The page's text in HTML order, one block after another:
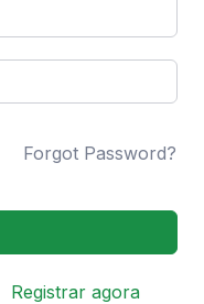
Forgot Password?
Registrar agora